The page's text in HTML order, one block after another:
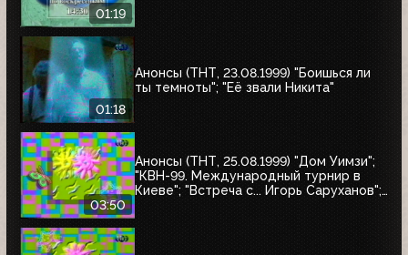
01:19
01:18
Анонсы (ТНТ, 23.08.1999) "Боишься ли
ты темноты"; "Её звали Никита"
03:50
Анонсы (ТНТ, 25.08.1999) "Дом Уимзи";
"КВН-99. Международный турнир в
Киеве"; "Встреча с... Игорь Саруханов";